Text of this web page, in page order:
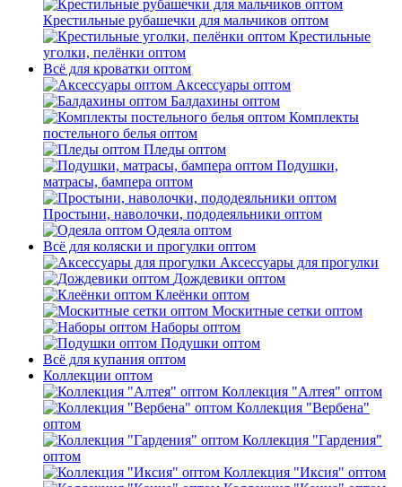
Крестильные рубашечки для мальчиков оптом
Крестильные
уголки, пелёнки оптом
Всё для кроватки оптом
Аксессуары оптом
Балдахины оптом
Комплекты
постельного белья оптом
Пледы оптом
Подушки,
матрасы, бампера оптом
Простыни, наволочки, пододеяльники оптом
Одеяла оптом
Всё для коляски и прогулки оптом
Аксессуары для прогулки
Дождевики оптом
Клеёнки оптом
Москитные сетки оптом
Наборы оптом
Подушки оптом
Всё для купания оптом
Коллекции оптом
Коллекция "Алтея" оптом
Коллекция "Вербена"
оптом
Коллекция "Гардения"
оптом
Коллекция "Иксия" оптом